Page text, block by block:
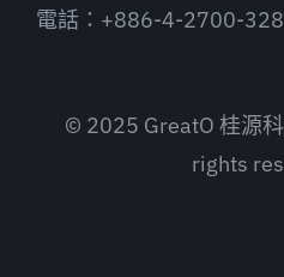
電話：+886-4-2700-
© 2025 GreatO 桂源
rights